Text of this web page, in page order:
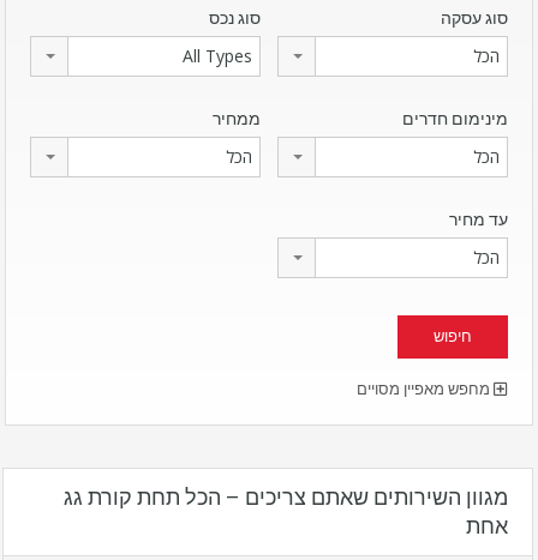
סוג עסקה
הכל
סוג נכס
All Types
מינימום חדרים
הכל
ממחיר
הכל
עד מחיר
הכל
מחפש מאפיין מסויים
מגוון השירותים שאתם צריכים – הכל תחת קורת גג
אחת